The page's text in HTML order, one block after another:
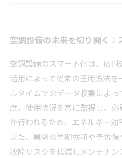
業務効率向上と快適環境
の変化
今後の課題と展望：空調
ート革命
スマート空調技術で未来
最新動向
空調設備の未来を切り開く：
空調設備のスマート化は、IoT
活用によって従来の運用方法を
ルタイムでのデータ収集によ
度、使用状況を常に監視し、
が行われるため、エネルギー効
また、異常の早期検知や予防
故障リスクを低減しメンテナ